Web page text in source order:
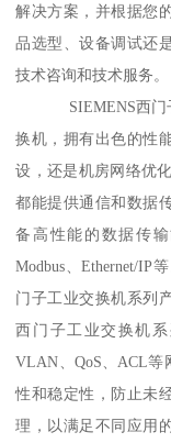
解决方案，并根据您
品选型、设备调试还
技术咨询和技术服务。
SIEMENS西门子
换机，拥有出色的性
设，还是机房网络优
都能提供通信和数据
备高性能的数据传输
Modbus、Ethernet/IP
门子工业交换机系列
西门子工业交换机
VLAN、QoS、ACL等
性和稳定性，防止未
理，以满足不同应用